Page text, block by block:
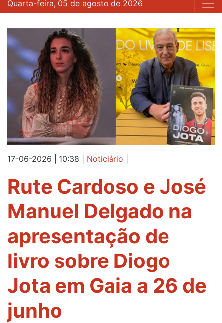
Quarta-feira, 05 de agosto de 2026
17-06-2026 | 10:38 Noticiário
Rute Cardoso e José
Manuel Delgado na
apresentação de
livro sobre Diogo
Jota em Gaia a 26 de
junho